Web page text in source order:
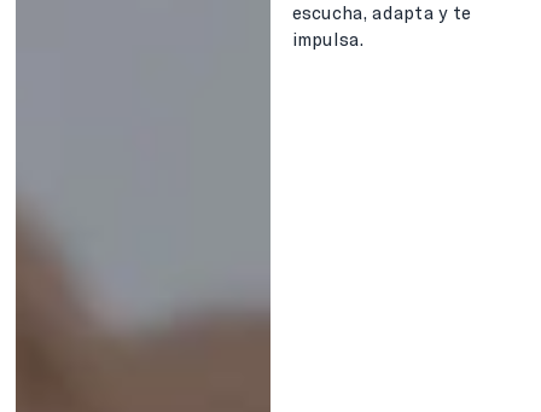
escucha, adapta y te
impulsa.